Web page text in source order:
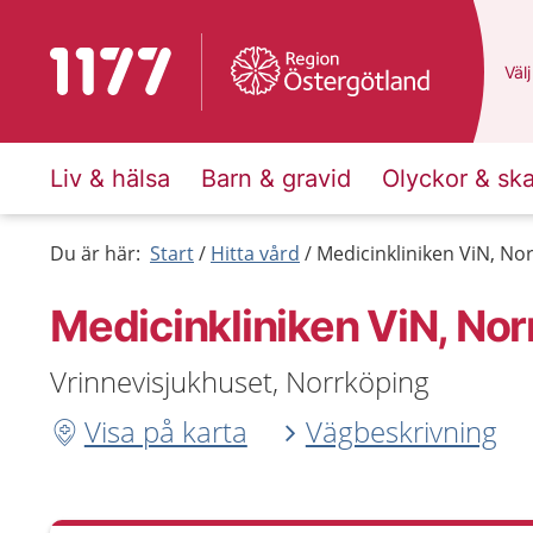
Till startsidan för 1177 Du
Välj
Liv & hälsa Barn & gravid Olyckor &
Du är här: Start Hitta vård Medicinkliniken ViN,
Medicinkliniken ViN,
Vrinnevisjukhuset, Norrköping
Visa på karta
Vägbeskrivning